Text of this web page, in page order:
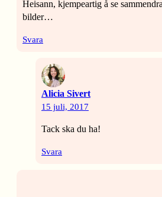
Heisann, kjempeartig å se
bilder…
Svara
Alicia Sivert
15 juli, 2017
Tack ska du ha!
Svara